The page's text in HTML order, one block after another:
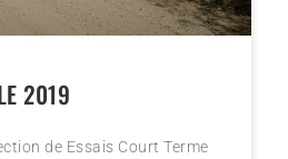
2019
de Essais Court Terme